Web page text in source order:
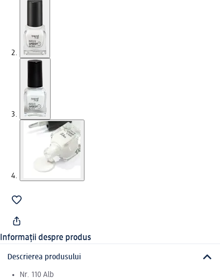
Informații despre produs
Descrierea produsului
Nr. 110 Alb